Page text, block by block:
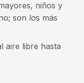
niños y
son los más
aire libre hasta